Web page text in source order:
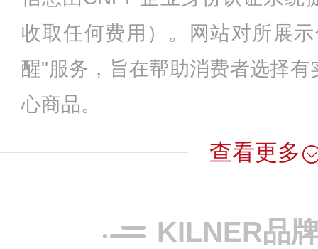
收取任何费用）。网站对所展
醒"服务，旨在帮助消费者选择
心商品。
查看更多
KILNER品